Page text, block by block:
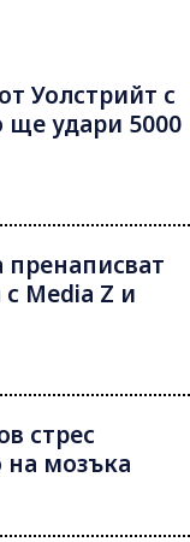
Уолстрийт с
ще удари 5000
Media Z и
стрес
на мозъка